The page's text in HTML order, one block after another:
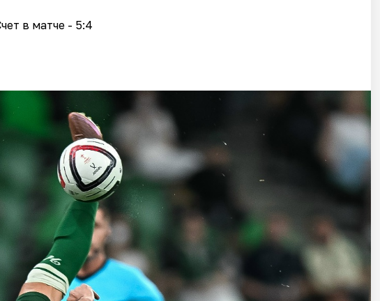
в матче - 5:4